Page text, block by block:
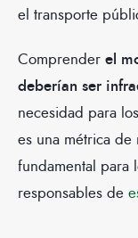
el transporte
Comprender el
deberían ser
necesidad para
es una métrica
fundamental para
responsables de